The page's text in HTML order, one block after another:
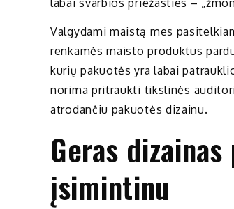
labai svarbios priežasties –
Valgydami maistą mes
renkamės maisto produktus
kurių pakuotės yra labai
norima pritraukti tikslinės
atrodančiu pakuotės dizainu.
Geras
įsimintinu